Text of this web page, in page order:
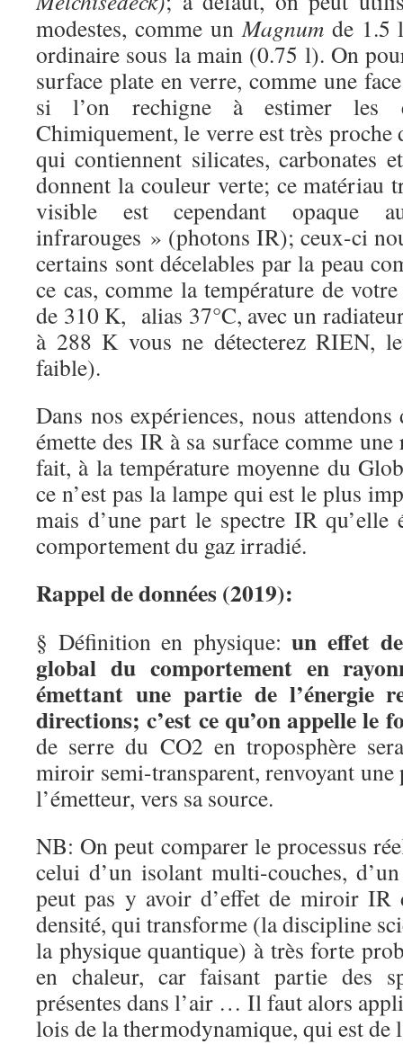
modestes, comme unMagnumde 1.5
ordinaire sous la main (0.75 l). On
surface plate en verre, comme une
si l’on rechigne à estimer les
Chimiquement, le verre est très proche
qui contiennent silicates, carbonates
donnent la couleur verte; ce matériau
visible est cependant opaque
infrarouges » (photons IR); ceux-ci
certains sont décelables par la peau
ce cas, comme la température de
de 310 K, alias 37°C, avec un
à 288 K vous ne détecterez RIEN,
faible).
Dans nos expériences, nous
émette des IR à sa surface comme
fait, à la température moyenne du
ce n’est pas la lampe qui est le plus
mais d’une part le spectre IR qu’elle
comportement du gaz irradié.
Rappel de données (2019):
§ Définition en physique:un effet
global du comportement en
émettant une partie de l’énergie
directions; c’est ce qu’on appelle
de serre du CO2 en troposphère
miroir semi-transparent, renvoyant une
l’émetteur, vers sa source.
NB: On peut comparer le processus
celui d’un isolant multi-couches,
peut pas y avoir d’effet de miroir IR
densité, qui transforme (la discipline
la physique quantique) à très forte
en chaleur, car faisant partie des
présentes dans l’air … Il faut alors
lois de la thermodynamique, qui est de